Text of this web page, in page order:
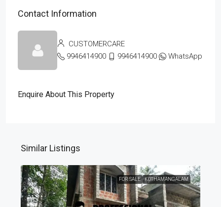
Contact Information
CUSTOMERCARE
9946414900
9946414900 WhatsApp
Enquire About This Property
Similar Listings
FOR SALE KOTHAMANGALAM